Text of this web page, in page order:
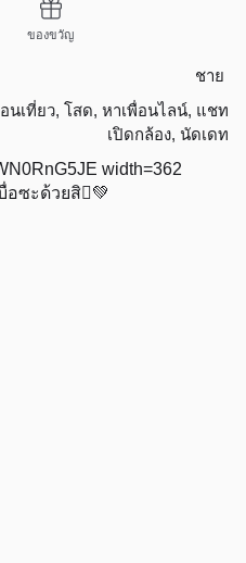
ของขวัญ
ชาย
นเที่ยว, โสด, หาเพื่อนไลน์, แชท
เปิดกล้อง, นัดเดท
width=362
อซะด้วยสิ🫪💚